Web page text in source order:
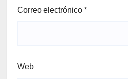
Correo electrónico *
Web